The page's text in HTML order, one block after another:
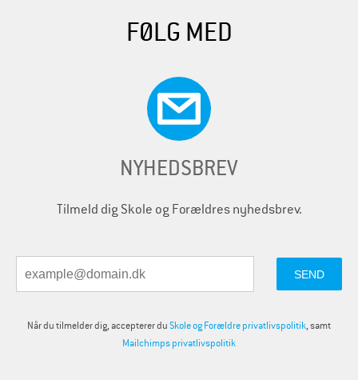
FØLG MED
NYHEDSBREV
Tilmeld dig Skole og Forældres nyhedsbrev.
Når du tilmelder dig, accepterer duSkole og Forældre privatlivspolitik, samt
Mailchimps privatlivspolitik